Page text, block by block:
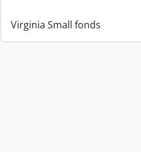
Virginia Small fonds